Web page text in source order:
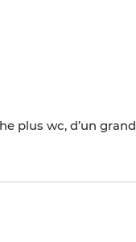
plus wc, d’un grand